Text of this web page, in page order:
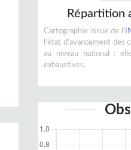
Répartition
Cartographie issue de l'
l'état d'avancement des
au niveau national :
exhaustives.